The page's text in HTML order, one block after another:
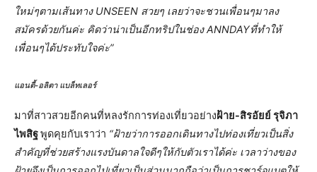
ใหม่ๆตามเส้นทาง UNSEEN สวยๆ เลยว่าจะชวนเพื่อนๆมาลง
สมัครด้วยกันค่ะ คิดว่าน่าเป็นอีกทริปในช่อง ANNDAYที่ทำให้
เพื่อนๆได้ประทับใจค่ะ”
แอนตี้-อลิตา แบล็ทเลอร์
มาที่สาวสวยอีกคนที่หลงรักการท่องเที่ยวอย่างฝ้าย-สิรอัยย์ รุจิภา
ไพสิฐพูดคุยกับเราว่า “ฝ้ายว่าการออกเดินทางไปท่องเที่ยวเป็นสิ่ง
สำคัญที่ช่วยสร้างแรงบันดาลใจดีๆให้กับตัวเราได้ค่ะ เวลาว่างของ